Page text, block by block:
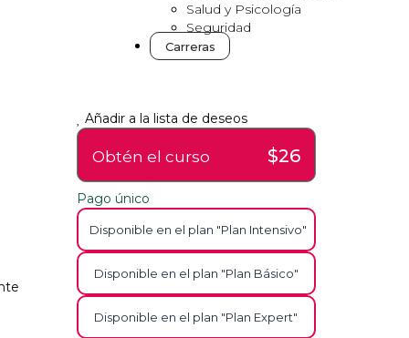
Salud y Psicología
Seguridad
Carreras
Añadir a la lista de deseos
Obtén el curso $26
Pago único
Disponible en el plan "Plan Intensivo"
Disponible en el plan "Plan Básico"
Disponible en el plan "Plan Expert"